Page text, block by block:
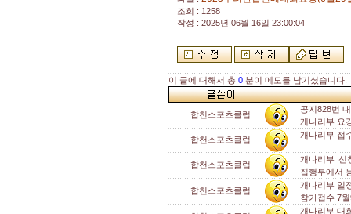
조회 : 1258
작성 : 2025년 06월 16일 23:00:04
이 글에 대해서 총 0 분이 메모를 남기셨습니다.
합천스포츠클럽
공지828번
개나리부 요
합천스포츠클럽
개나리부 접
합천스포츠클럽
개나리부 신
집행부에서
합천스포츠클럽
개나리부 일
참가접수 7
개나리부 대